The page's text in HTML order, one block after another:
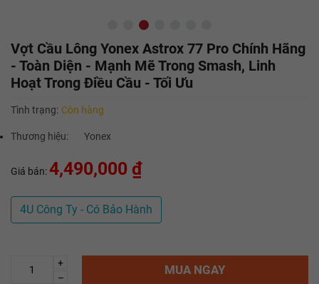
Vợt Cầu Lông Yonex Astrox 77 Pro Chính Hãng
- Toàn Diện - Mạnh Mẽ Trong Smash, Linh
Hoạt Trong Điều Cầu - Tối Ưu
Tình trạng: Còn hàng
Thương hiệu: Yonex
Giá bán:4,490,000 ₫
4U Công Ty - Có Bảo Hành
+
–
MUA NGAY